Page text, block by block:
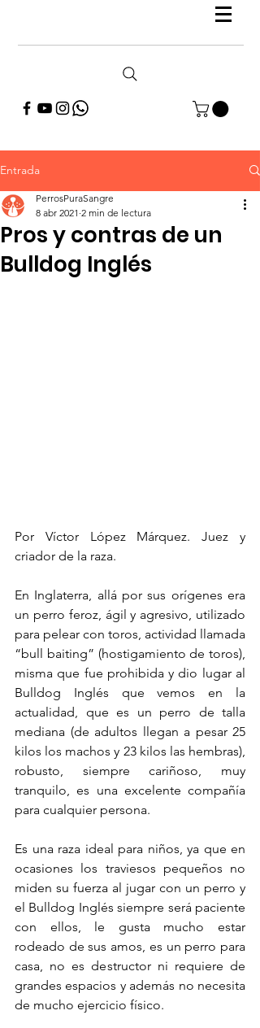
Entrada
Pros y contras de un
Bulldog Inglés
PerrosPuraSangre
8 abr 2021 2 min de lectura
Por Víctor López Márquez. Juez y
criador de la raza.
En Inglaterra, allá por sus orígenes era
un perro feroz, ágil y agresivo, utilizado
para pelear con toros, actividad llamada
“bull baiting” (hostigamiento de toros),
misma que fue prohibida y dio lugar al
Bulldog Inglés que vemos en la
actualidad, que es un perro de talla
mediana (de adultos llegan a pesar 25
kilos los machos y 23 kilos las hembras),
robusto, siempre cariñoso, muy
tranquilo, es una excelente compañía
para cualquier persona.
Es una raza ideal para niños, ya que en
ocasiones los traviesos pequeños no
miden su fuerza al jugar con un perro y
el Bulldog Inglés siempre será paciente
con ellos, le gusta mucho estar
rodeado de sus amos, es un perro para
casa, no es destructor ni requiere de
grandes espacios y además no necesita
de mucho ejercicio físico.